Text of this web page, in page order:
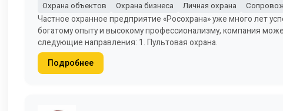
Охрана объектов Охрана бизнеса Личная охрана
Частное охранное предприятие «Росохрана» уже много лет
богатому опыту и высокому профессионализму, компания
следующие направления: 1. Пультовая охрана.
Подробнее